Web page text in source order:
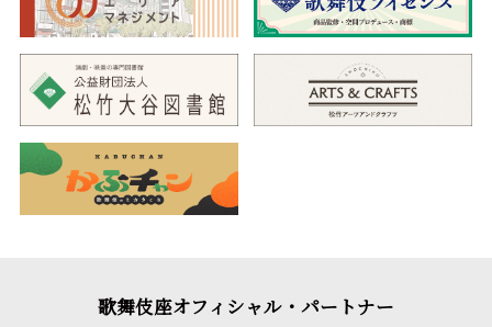
歌舞伎座オフィシャル・パートナー